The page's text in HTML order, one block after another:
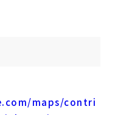
maps/contri